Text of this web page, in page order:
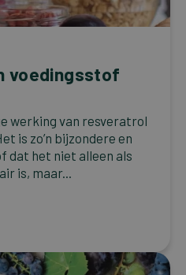
voedingsstof
werking van resveratrol
is zo’n bijzondere en
dat het niet alleen als
is, maar...